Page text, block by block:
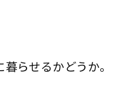
らせるかどうか。